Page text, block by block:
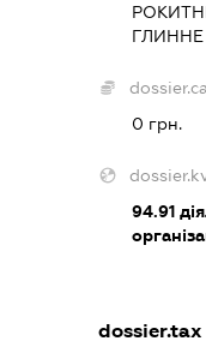
ГЛИННЕ
0 грн.
94.91
dossier.tax